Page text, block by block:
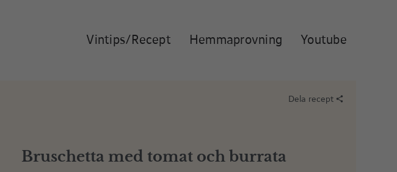
Vintips/Recept Hemmaprovning Youtube
Dela recept share
Bruschetta med tomat och burrata